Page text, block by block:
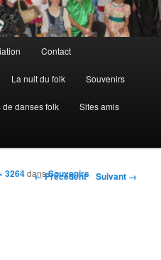
Contact
La nuit du folk Souvenirs
de danses folk Sites amis
Navigation des images
← Précédent Suivant →
3264dansSouvenirs